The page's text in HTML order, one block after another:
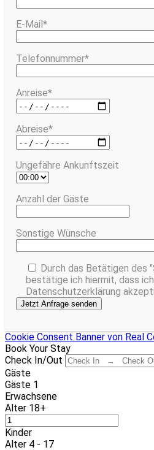
E-Mail*
Telefonnummer*
Anreise*
Abreise*
Ungefähre Ankunftszeit
Anzahl der Gäste
Sonstige Wünsche
Durch das Betätigen des
bestätige ich hiermit, dass ich
Datenschutzerklärung
Cookie Consent Banner von Real
Book Your Stay
Check In/Out
Gäste
Gäste 1
Erwachsene
Alter 18+
Kinder
Alter 4 - 17